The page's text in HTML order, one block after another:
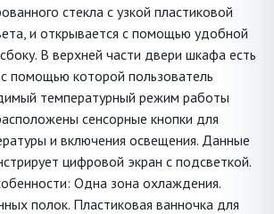
стекла с узкой пластиковой
и открывается с помощью удобной
В верхней части двери шкафа есть
с помощью которой пользователь
температурный режим работы
сенсорные кнопки для
и включения освещения. Данные
цифровой экран с подсветкой.
Одна зона охлаждения.
полок. Пластиковая ванночка для